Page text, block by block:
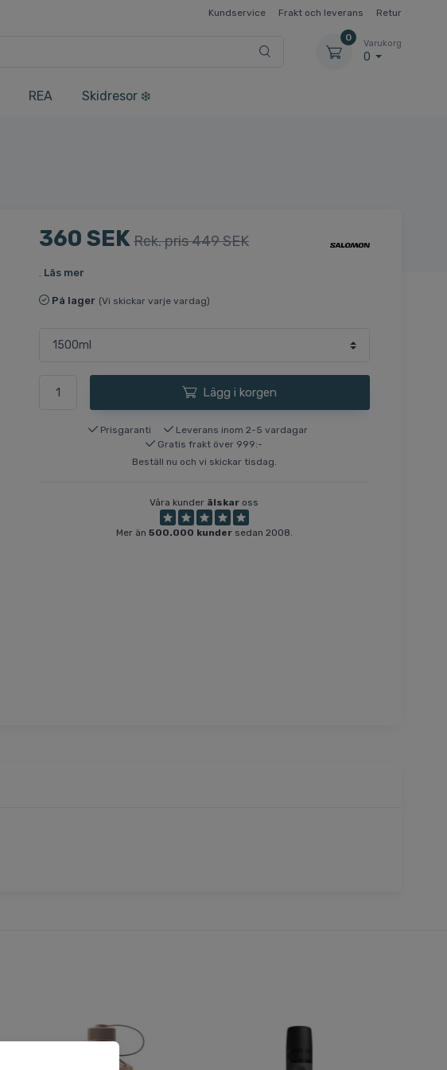
Kundservice Frakt och leverans Retur
0
Varukorg
0
REA Skidresor ❄️
360 SEK Rek. pris 449 SEK
Läs mer
På lager (Vi skickar varje vardag)
Lägg i korgen
Prisgaranti
Leverans inom 2-5 vardagar
Gratis frakt över 999:-
Beställ nu och vi skickar tisdag.
Våra kunder älskar oss
Mer än 500.000 kundersedan 2008.